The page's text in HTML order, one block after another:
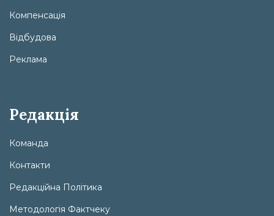
Компенсація
Відбудова
Реклама
Редакція
Команда
Контакти
Редакційна Політика
Методологія Фактчеку